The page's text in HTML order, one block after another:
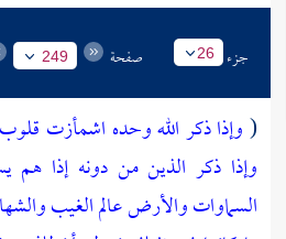
جزء 26 صفحة 249
(وإذا ذكر الله وحده اشمأزت
وإذا ذكر الذين من دونه إذا هم
السماوات والأرض عالم الغيب